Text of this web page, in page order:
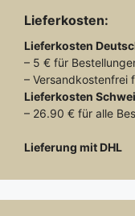
Lieferkosten:
Lieferkosten
– 5 € für
– Versandkostenfrei
Lieferkosten
– 26.90 € für alle
Lieferung mit DHL